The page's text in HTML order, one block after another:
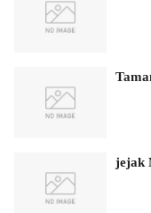
jejak